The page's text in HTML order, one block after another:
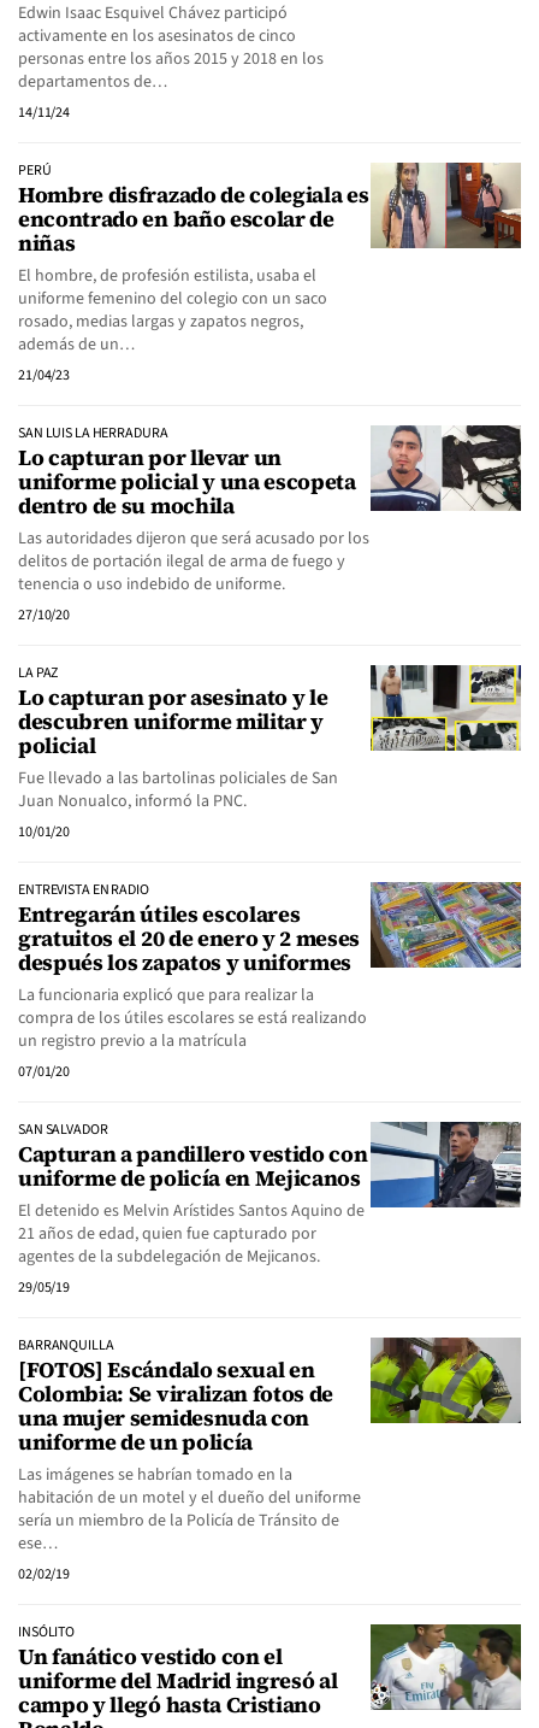
Edwin Isaac Esquivel Chávez participó
activamente en los asesinatos de cinco
personas entre los años 2015 y 2018 en los
departamentos de…
14/11/24
PERÚ
Hombre disfrazado de colegiala es
encontrado en baño escolar de
niñas
El hombre, de profesión estilista, usaba el
uniforme femenino del colegio con un saco
rosado, medias largas y zapatos negros,
además de un…
21/04/23
SAN LUIS LA HERRADURA
Lo capturan por llevar un
uniforme policial y una escopeta
dentro de su mochila
Las autoridades dijeron que será acusado por los
delitos de portación ilegal de arma de fuego y
tenencia o uso indebido de uniforme.
27/10/20
LA PAZ
Lo capturan por asesinato y le
descubren uniforme militar y
policial
Fue llevado a las bartolinas policiales de San
Juan Nonualco, informó la PNC.
10/01/20
ENTREVISTA EN RADIO
Entregarán útiles escolares
gratuitos el 20 de enero y 2 meses
después los zapatos y uniformes
La funcionaria explicó que para realizar la
compra de los útiles escolares se está realizando
un registro previo a la matrícula
07/01/20
SAN SALVADOR
Capturan a pandillero vestido con
uniforme de policía en Mejicanos
El detenido es Melvin Arístides Santos Aquino de
21 años de edad, quien fue capturado por
agentes de la subdelegación de Mejicanos.
29/05/19
BARRANQUILLA
[FOTOS] Escándalo sexual en
Colombia: Se viralizan fotos de
una mujer semidesnuda con
uniforme de un policía
Las imágenes se habrían tomado en la
habitación de un motel y el dueño del uniforme
sería un miembro de la Policía de Tránsito de
ese…
02/02/19
INSÓLITO
Un fanático vestido con el
uniforme del Madrid ingresó al
campo y llegó hasta Cristiano